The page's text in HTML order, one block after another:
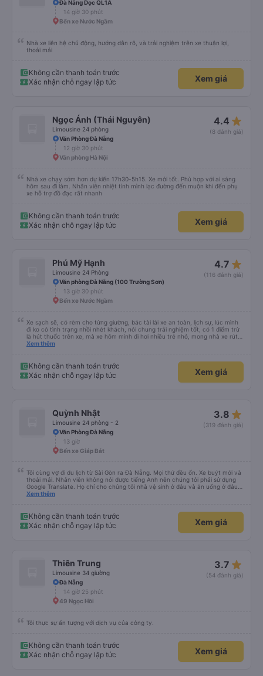
Đà Nẵng Dọc QL1A
14 giờ 30 phút
Bến xe Nước Ngầm
Nhà xe liên hệ chủ động, hướng dẫn rõ, và trải nghiệm trên xe thuận lợi,
thoải mái
Không cần thanh toán trước
Xác nhận chỗ ngay lập tức
Xem giá
Ngọc Ánh (Thái Nguyên)
Limousine 24 phòng
4.4 star_rate
(8 đánh giá)
Văn Phòng Đà Nẵng
12 giờ 30 phút
Văn phòng Hà Nội
Nhà xe chạy sớm hơn dự kiến 17h30-5h15. Xe mới tốt. Phù hợp với ai sáng
hôm sau đi làm. Nhân viên nhiệt tình mình lạc đường đến muộn khi đến phụ
xe hỗ trợ đồ đạc rất nhanh
Không cần thanh toán trước
Xác nhận chỗ ngay lập tức
Xem giá
Phú Mỹ Hạnh
Limousine 24 Phòng
4.7 star_rate
(116 đánh giá)
Văn phòng Đà Nẵng (100 Trường Sơn)
13 giờ 30 phút
Bến xe Nước Ngầm
Xe sạch sẽ, có rèm cho từng giường, bác tài lái xe an toàn, lịch sự, lúc mình
đi ko có tình trạng nhồi nhét khách, nói chung trải nghiệm tốt, có 1 điểm trừ
là hút thuốc trên xe, mà xe hôm mình đi hơi nhiều trẻ nhỏ, mong nhà xe rút
kinh nghiệm khi đọc đc bình luận này
Xem thêm
Không cần thanh toán trước
Xác nhận chỗ ngay lập tức
Xem giá
Quỳnh Nhật
Limousine 24 phòng - 2
3.8 star_rate
(319 đánh giá)
Văn Phòng Đà Nẵng
13 giờ
Bến xe Giáp Bát
Tôi cùng vợ đi du lịch từ Sài Gòn ra Đà Nẵng. Mọi thứ đều ổn. Xe buýt mới và
thoải mái. Nhân viên không nói được tiếng Anh nên chúng tôi phải sử dụng
Google Translate. Họ chỉ cho chúng tôi nhà vệ sinh ở đâu và ăn uống ở đâu.
Xe buýt dừng 4 lần trong chuyến đi 16 giờ của chúng tôi. Chúng tôi đến sớm
nhưng chúng tôi không hiểu được tiếng Việt. Người quản lý trong khách sạn
của chúng tôi đã giúp đỡ chúng tôi.
Xem thêm
Không cần thanh toán trước
Xác nhận chỗ ngay lập tức
Xem giá
Thiên Trung
Limousine 34 giường
3.7 star_rate
(54 đánh giá)
Đà Nẵng
14 giờ 25 phút
49 Ngọc Hồi
Tôi thực sự ấn tượng với dịch vụ của công ty.
Không cần thanh toán trước
Xác nhận chỗ ngay lập tức
Xem giá